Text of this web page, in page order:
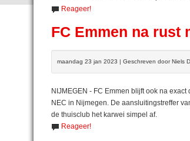
Reageer!
FC Emmen na rust
maandag 23 jan 2023 | Geschreven door Niels
NIJMEGEN - FC Emmen blijft ook na
NEC in Nijmegen. De aansluitingstreffer
de thuisclub het karwei simpel af.
Reageer!